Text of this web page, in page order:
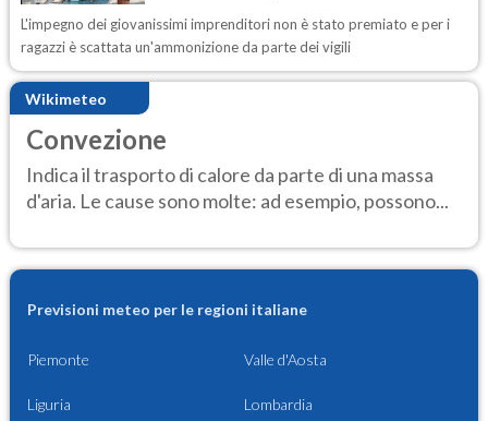
L'impegno dei giovanissimi imprenditori non è stato premiato e per i
ragazzi è scattata un'ammonizione da parte dei vigili
Wikimeteo
Convezione
Indica il trasporto di calore da parte di una massa
d'aria. Le cause sono molte: ad esempio, possono...
Previsioni meteo per le regioni italiane
Piemonte Valle d'Aosta
Liguria Lombardia